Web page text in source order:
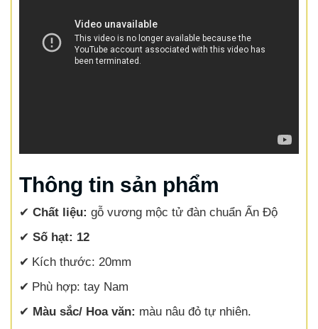
Thông tin sản phẩm
✔ Chất liệu: gỗ vương mộc tử đàn chuẩn Ấn Độ
✔ Số hạt: 12
✔ Kích thước: 20mm
✔ Phù hợp: tay Nam
✔ Màu sắc/ Hoa văn: màu nâu đỏ tự nhiên.